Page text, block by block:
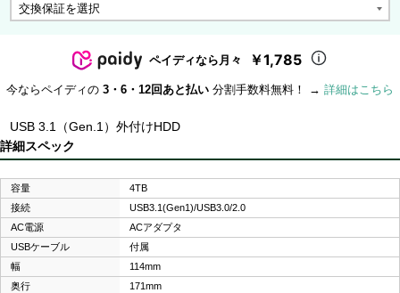
ペイディなら月々 ￥1,785
今ならペイディの 3・6・12回あと払い 分割手数料無料！ → 詳細はこちら
USB 3.1（Gen.1）外付けHDD
詳細スペック
容量
4TB
接続
USB3.1(Gen1)/USB3.0/2.0
AC電源
ACアダプタ
USBケーブル
付属
幅
114mm
奥行
171mm